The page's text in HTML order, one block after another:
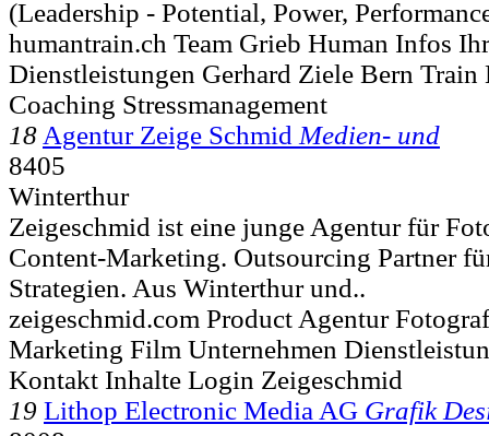
(Leadership - Potential, Power,
humantrain.ch Team Grieb Human Infos
Dienstleistungen Gerhard Ziele Bern Train
Coaching Stressmanagement
18 Agentur Zeige Schmid Medien- und
8405
Winterthur
Zeigeschmid ist eine junge Agentur für
Content-Marketing. Outsourcing Partner
Strategien. Aus Winterthur und..
zeigeschmid.com Product Agentur
Marketing Film Unternehmen
Kontakt Inhalte Login Zeigeschmid
19 Lithop Electronic Media AG Grafik